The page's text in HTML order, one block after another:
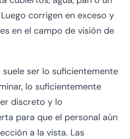
corrigen en exceso y
en el campo de visión de
ser lo suficientemente
lo suficientemente
discreto y lo
para que el personal aún
a la vista. Las